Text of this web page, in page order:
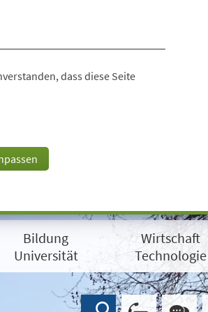
dass diese Seite
Bildung
Universität
Wirtschaft
Technologie